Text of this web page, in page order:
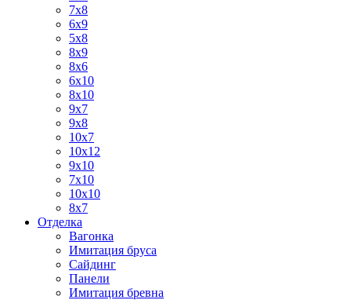
7x8
6x9
5x8
8x9
8x6
6х10
8x10
9x7
9х8
10х7
10x12
9x10
7x10
10x10
8х7
Отделка
Вагонка
Имитация бруса
Сайдинг
Панели
Имитация бревна